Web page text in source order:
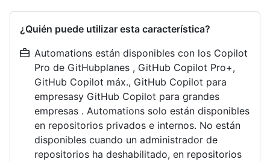
¿Quién puede utilizar esta característica?
Automations están disponibles con los Copilot
Pro de GitHubplanes , GitHub Copilot Pro+,
GitHub Copilot máx., GitHub Copilot para
empresasy GitHub Copilot para grandes
empresas . Automations solo están disponibles
en repositorios privados e internos. No están
disponibles cuando un administrador de
repositorios ha deshabilitado, en repositorios